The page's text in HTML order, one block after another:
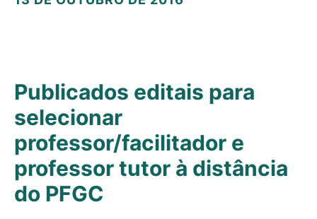
Publicados editais para
selecionar
professor/facilitador e
professor tutor à distância
do PFGC